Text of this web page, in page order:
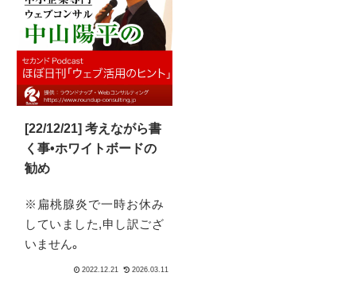
レートに活用できる物も
あれ場、そうでもない物あ
るかと思います。1つでも
あなたにお役に立つ物が
あれば幸いです。
[22/12/21] 考えながら書
く事•ホワイトボードの
勧め
※扁桃腺炎で一時お休み
していました,申し訳ござ
いません。